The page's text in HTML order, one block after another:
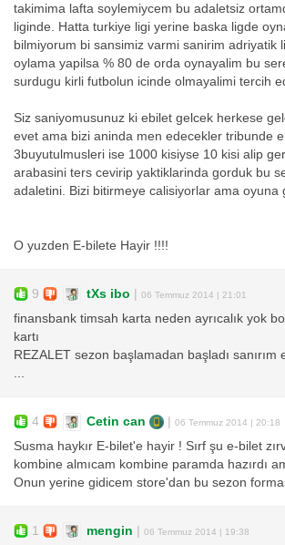
takimima lafta soylemiycem bu adaletsiz
liginde. Hatta turkiye ligi yerine baska ligde
bilmiyorum bi sansimiz varmi sanirim adriyatik
oylama yapilsa % 80 de orda oynayalim bu
surdugu kirli futbolun icinde olmayalimi tercih
Siz saniyomusunuz ki ebilet gelcek herkese
evet ama bizi aninda men edecekler tribunde
3buyutulmusleri ise 1000 kisiyse 10 kisi alip
arabasini ters cevirip yaktiklarinda gorduk bu
adaletini. Bizi bitirmeye calisiyorlar ama oyuna
O yuzden E-bilete Hayir !!!!
9 tXs ibo | 06 Temmuz 2014 | 21:01
finansbank timsah karta neden ayrıcalık yok
kartı
REZALET sezon başlamadan başladı
4 Cetin can | 06 Temmuz 2014 | 20:18
Susma haykır E-bilet'e hayir ! Sırf şu e-bilet
kombine almıcam kombine paramda hazırdı
Onun yerine gidicem store'dan bu sezon
1 mengin | 06 Temmuz 2014 | 19:38